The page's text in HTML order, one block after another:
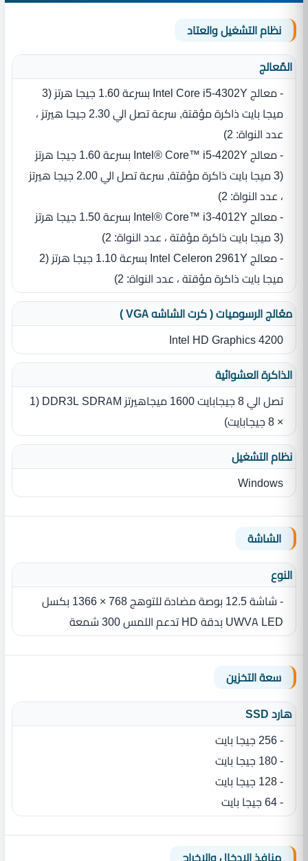
نظام التشغيل والعتاد
المٌعالج
- معالج ‏Intel Core i5-4302Y بسرعة 1.60 جيجا هرتز ‏(‏3
ميجا بايت ذاكرة مؤقتة‏, سرعة تصل الي 2.30 جيجا هيرتز ،‏
عدد النواة‏:‏ 2)
- معالج ‏Intel® Core™ i5-4202Y بسرعة 1.60 جيجا هرتز
‏(‏3 ميجا بايت ذاكرة مؤقتة‏, سرعة تصل الي 2.00 جيجا هيرتز
،‏ عدد النواة‏:‏ 2)
- معالج ‏Intel® Core™ i3-4012Y بسرعة 1.50 جيجا هرتز
‏(‏3 ميجا بايت ذاكرة مؤقتة‏ ،‏ عدد النواة‏:‏ 2)
- معالج ‏Intel Celeron 2961Y بسرعة 1.10 جيجا هرتز ‏(‏2
ميجا بايت ذاكرة مؤقتة‏ ،‏ عدد النواة‏:‏ 2)
معُالج الرسوميات ( كرت الشاشه VGA )
Intel HD Graphics 4200
الذاكرة العشوائية
تصل الي 8 جيجابايت 1600 ميجاهيرتز DDR3L SDRAM ‏(‏1
× 8 جيجابايت‏)‏
نظام التشغيل
Windows
الشاشة
النوع
- شاشة 12.5 بوصة‏ مضادة للتوهج 768 × 1366 بكسل
UWVA LED ‏‏بدقة HD تدعم اللمس 300 شمعة
سعة التخزين
هارد SSD
- 256 جيجا بايت
- 180 جيجا بايت
- 128 جيجا بايت
- 64 جيجا بايت